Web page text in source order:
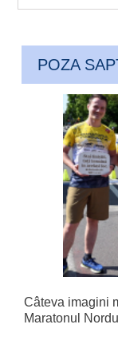
POZA
Câteva imagini
Maratonul